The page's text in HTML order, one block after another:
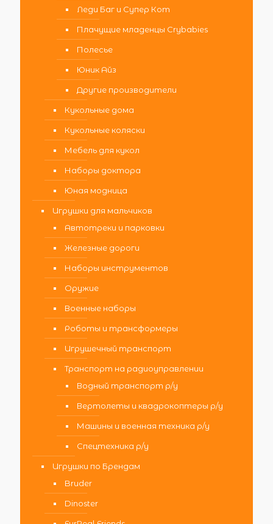
Леди Баг и Супер Кот
Плачущие младенцы Crybabies
Полесье
Юник Айз
Другие производители
Кукольные дома
Кукольные коляски
Мебель для кукол
Наборы доктора
Юная модница
Игрушки для мальчиков
Автотреки и парковки
Железные дороги
Наборы инструментов
Оружие
Военные наборы
Роботы и трансформеры
Игрушечный транспорт
Транспорт на радиоуправлении
Водный транспорт р/у
Вертолеты и квадрокоптеры р/у
Машины и военная техника р/у
Спецтехника р/у
Игрушки по Брендам
Bruder
Dinoster